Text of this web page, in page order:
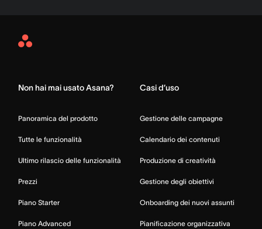
Asana
Non hai mai usato Asana?
Panoramica del prodotto
Tutte le funzionalità
Ultimo rilascio delle funzionalità
Prezzi
Piano Starter
Piano Advanced
Casi d’uso
Gestione delle campagne
Calendario dei contenuti
Produzione di creatività
Gestione degli obiettivi
Onboarding dei nuovi assunti
Pianificazione organizzativa